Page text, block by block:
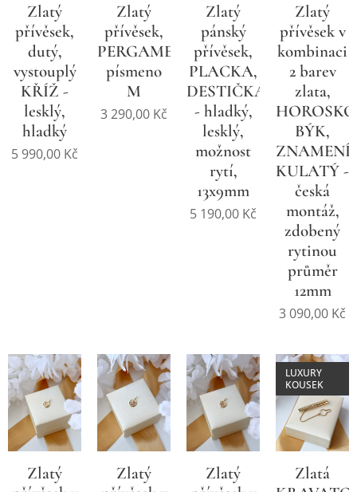
Zlatý
přívěsek,
dutý,
vystouplý
KŘÍŽ -
lesklý,
hladký
5 990,00 Kč
Zlatý
přívěsek,
PERGAMEN,
písmeno
M
3 290,00 Kč
Zlatý
pánský
přívěsek,
PLACKA,
DESTIČKA
- hladký,
lesklý,
možnost
rytí,
13x9mm
5 190,00 Kč
Zlatý
přívěsek v
kombinaci
2 barev
zlata,
BÝK,
ZNAMENÍ,
KULATÝ -
česká
montáž,
zdobený
rytinou
průměr
12mm
3 090,00 Kč
Zlatý
Zlatý
Zlatý
Zlatá
LUXURY
KOUSEK